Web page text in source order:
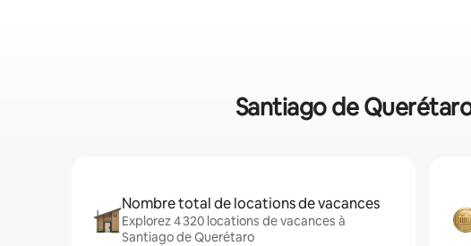
Santiago de
Nombre total de locations de vacances
Explorez 4 320 locations de vacances à
Santiago de Querétaro